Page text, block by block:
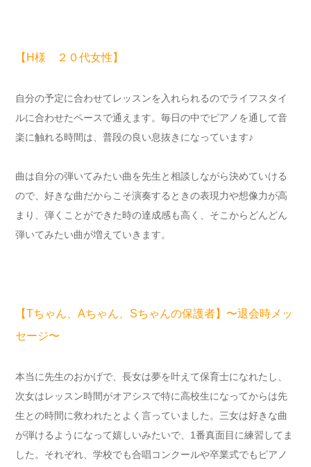
【H様 ２０代女性】
自分の予定に合わせてレッスンを入れられるのでライフスタイ
ルに合わせたペースで通えます。毎日の中でピアノを通して音
楽に触れる時間は、普段の良い息抜きになっています♪
曲は自分の弾いてみたい曲を先生と相談しながら決めていける
ので、好きな曲だからこそ演奏するときの表現力や想像力が高
まり、弾くことができた時の達成感も高く、そこからどんどん
弾いてみたい曲が増えていきます。
【Tちゃん、Aちゃん、Sちゃんの保護者】〜退会時メッ
セージ〜
本当に先生のおかげで、長女は夢を叶えて保育士になれたし、
次女はレッスン時間がオアシスで特に高校生になってからは先
生との時間に救われたとよく言っていました。三女は好きな曲
が弾けるようになって嬉しいみたいで、1番真面目に練習してま
した。それぞれ、学校でも合唱コンクールや卒業式でもピアノ